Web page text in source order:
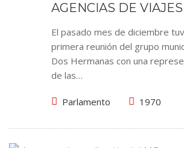
AGENCIAS DE VIAJES
El pasado mes de diciembre
primera reunión del grupo
Dos Hermanas con una
de las…
Parlamento 1970